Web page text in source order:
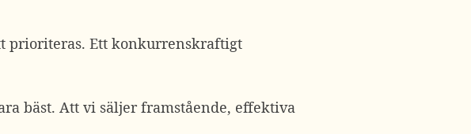
prioriteras. Ett konkurrenskraftigt
bäst. Att vi säljer framstående, effektiva